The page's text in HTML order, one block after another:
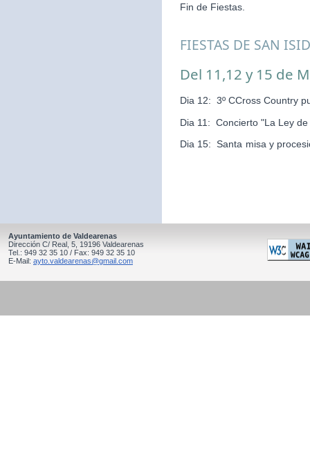
Fin de Fiestas.
FIESTAS DE SAN
Del 11,12 y 15 de
Dia 12: 3º CCross Country
Dia 11: Concierto "La Ley
Dia 15: Santa misa y
Ayuntamiento de Valdearenas
Dirección C/ Real, 5, 19196 Valdearenas
Tel.: 949 32 35 10 / Fax: 949 32 35 10
E-Mail: ayto.valdearenas@gmail.com